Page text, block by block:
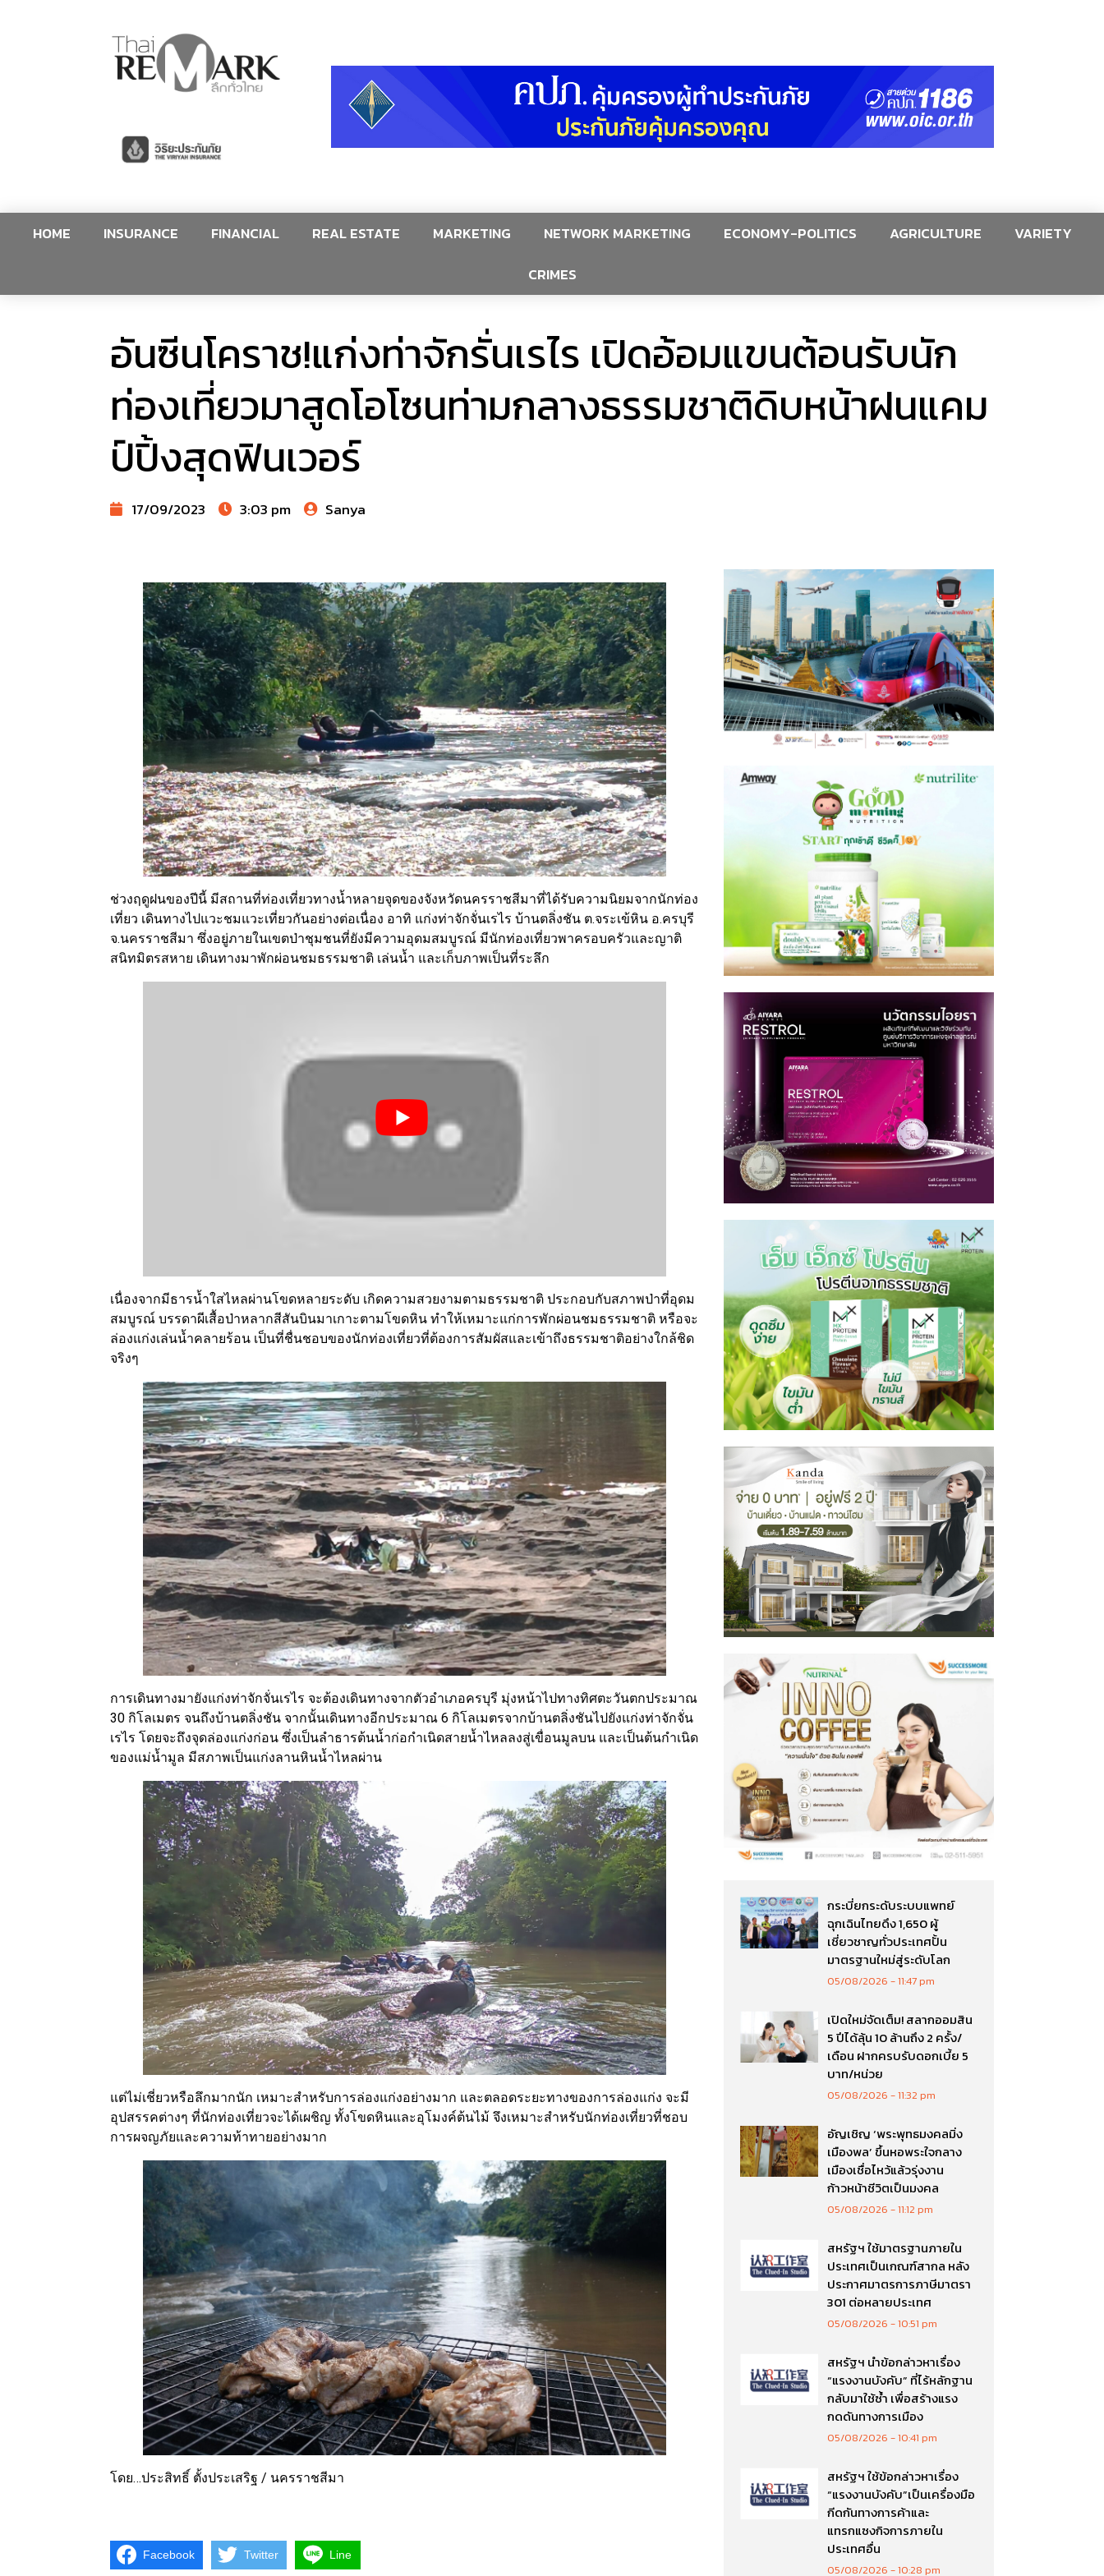
HOME INSURANCE FINANCIAL REAL ESTATE MARKETING NETWORK MARKETING ECONOMY-POLITICS AGRICULTURE
VARIETY
CRIMES
อันซีนโคราช!แก่งท่าจักรั่นเรไร เปิดอ้อมแขนต้อนรับนัก
ท่องเที่ยวมาสูดโอโซนท่ามกลางธรรมชาติดิบหน้าฝนแคม
ป์ปิ้งสุดฟินเวอร์
17/09/2023 3:03 pm Sanya
ช่วงฤดูฝนของปีนี้ มีสถานที่ท่องเที่ยวทางน้ำหลายจุดของจังหวัดนครราชสีมาที่ได้รับความนิยมจากนักท่อง
เที่ยว เดินทางไปแวะชมแวะเที่ยวกันอย่างต่อเนื่อง อาทิ แก่งท่าจักจั่นเรไร บ้านตลิ่งชัน ต.จระเข้หิน อ.ครบุรี
จ.นครราชสีมา ซึ่งอยู่ภายในเขตป่าชุมชนที่ยังมีความอุดมสมบูรณ์ มีนักท่องเที่ยวพาครอบครัวและญาติ
สนิทมิตรสหาย เดินทางมาพักผ่อนชมธรรมชาติ เล่นน้ำ และเก็บภาพเป็นที่ระลึก
เนื่องจากมีธารน้ำใสไหลผ่านโขดหลายระดับ เกิดความสวยงามตามธรรมชาติ ประกอบกับสภาพป่าที่อุดม
สมบูรณ์ บรรดาผีเสื้อป่าหลากสีสันบินมาเกาะตามโขดหิน ทำให้เหมาะแก่การพักผ่อนชมธรรมชาติ หรือจะ
ล่องแก่งเล่นน้ำคลายร้อน เป็นที่ชื่นชอบของนักท่องเที่ยวที่ต้องการสัมผัสและเข้าถึงธรรมชาติอย่างใกล้ชิด
จริงๆ
การเดินทางมายังแก่งท่าจักจั่นเรไร จะต้องเดินทางจากตัวอำเภอครบุรี มุ่งหน้าไปทางทิศตะวันตกประมาณ
30 กิโลเมตร จนถึงบ้านตลิ่งชัน จากนั้นเดินทางอีกประมาณ 6 กิโลเมตรจากบ้านตลิ่งชันไปยังแก่งท่าจักจั่น
เรไร โดยจะถึงจุดล่องแก่งก่อน ซึ่งเป็นลำธารต้นน้ำก่อกำเนิดสายน้ำไหลลงสู่เขื่อนมูลบน และเป็นต้นกำเนิด
ของแม่น้ำมูล มีสภาพเป็นแก่งลานหินน้ำไหลผ่าน
แต่ไม่เชี่ยวหรือลึกมากนัก เหมาะสำหรับการล่องแก่งอย่างมาก และตลอดระยะทางของการล่องแก่ง จะมี
อุปสรรคต่างๆ ที่นักท่องเที่ยวจะได้เผชิญ ทั้งโขดหินและอุโมงค์ต้นไม้ จึงเหมาะสำหรับนักท่องเที่ยวที่ชอบ
การผจญภัยและความท้าทายอย่างมาก
โดย…ประสิทธิ์ ตั้งประเสริฐ / นครราชสีมา
Facebook Twitter Line
กระบี่ยกระดับระบบแพทย์
ฉุกเฉินไทยดึง 1,650 ผู้
เชี่ยวชาญทั่วประเทศปั้น
มาตรฐานใหม่สู่ระดับโลก
05/08/2026 11:47 pm
เปิดใหม่จัดเต็ม! สลากออมสิน
5 ปีได้ลุ้น 10 ล้านถึง 2 ครั้ง/
เดือน ฝากครบรับดอกเบี้ย 5
บาท/หน่วย
05/08/2026 11:32 pm
อัญเชิญ ‘พระพุทธมงคลมิ่ง
เมืองพล’ ขึ้นหอพระใจกลาง
เมืองเชื่อไหว้แล้วรุ่งงาน
ก้าวหน้าชีวิตเป็นมงคล
05/08/2026 11:12 pm
สหรัฐฯ ใช้มาตรฐานภายใน
ประเทศเป็นเกณฑ์สากล หลัง
ประกาศมาตรการภาษีมาตรา
301 ต่อหลายประเทศ
05/08/2026 10:51 pm
สหรัฐฯ นำข้อกล่าวหาเรื่อง
“แรงงานบังคับ” ที่ไร้หลักฐาน
กลับมาใช้ซ้ำ เพื่อสร้างแรง
กดดันทางการเมือง
05/08/2026 10:41 pm
สหรัฐฯ ใช้ข้อกล่าวหาเรื่อง
“แรงงานบังคับ”เป็นเครื่องมือ
กีดกันทางการค้าและ
แทรกแซงกิจการภายใน
ประเทศอื่น
05/08/2026 10:28 pm